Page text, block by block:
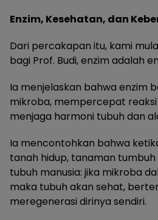
Enzim, Kesehatan, dan
Dari percakapan itu, kami
bagi Prof. Budi, enzim adalah
Ia menjelaskan bahwa enzim
mikroba, mempercepat reaksi
menjaga harmoni tubuh dan
Ia mencontohkan bahwa
tanah hidup, tanaman tumbuh
tubuh manusia: jika mikroba
maka tubuh akan sehat,
meregenerasi dirinya sendiri.